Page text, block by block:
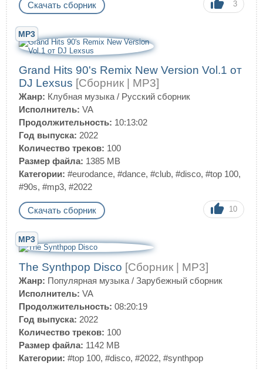
Скачать сборник 3
MP3
Grand Hits 90's Remix New Version Vol.1 от
DJ Lexsus [Сборник | MP3]
Жанр: Клубная музыка / Русский сборник
Исполнитель: VA
Продолжительность: 10:13:02
Год выпуска: 2022
Количество треков: 100
Размер файла: 1385 MB
Категории: #eurodance, #dance, #club, #disco, #top 100,
#90s, #mp3, #2022
Скачать сборник 10
MP3
The Synthpop Disco [Сборник | MP3]
Жанр: Популярная музыка / Зарубежный сборник
Исполнитель: VA
Продолжительность: 08:20:19
Год выпуска: 2022
Количество треков: 100
Размер файла: 1142 MB
Категории: #top 100, #disco, #2022, #synthpop